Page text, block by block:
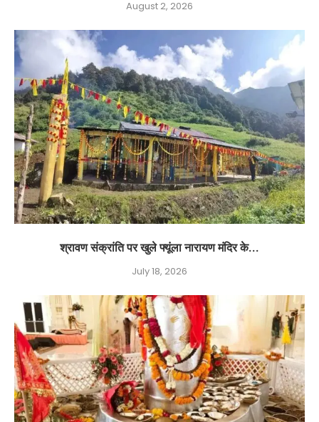
August 2, 2026
श्रावण संक्रांति पर खुले फ्यूंला नारायण मंदिर के...
July 18, 2026